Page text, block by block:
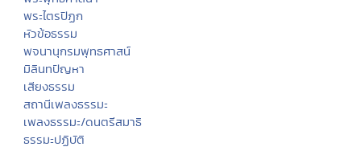
พระไตรปิฏก
หัวข้อธรรม
พจนานุกรมพุทธศาสน์
มิลินทปัญหา
เสียงธรรม
สถานีเพลงธรรมะ
เพลงธรรมะ/ดนตรีสมาธิ
ธรรมะปฏิบัติ